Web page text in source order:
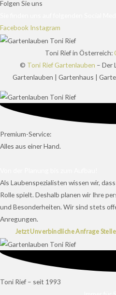
Folgen Sie uns
Facebook Instagram
Toni Rief in Österreich:
© Toni Rief Gartenlauben – Der
Gartenlauben | Gartenhaus |
Premium-Service:
Alles aus einer Hand.
Als Laubenspezialisten wissen wir,
Rolle spielt. Deshalb planen wir Ihre
und Besonderheiten. Wir sind stets
Anregungen.
Jetzt Unverbindliche Anfrage
Toni Rief – seit 1993